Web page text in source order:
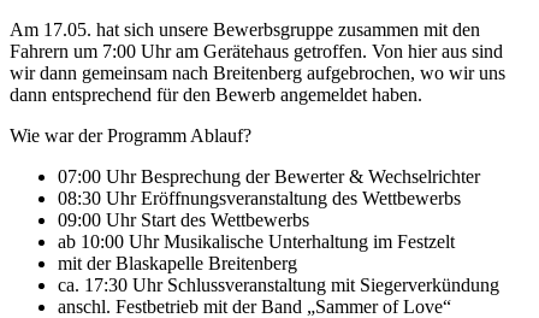
Am 17.05. hat sich unsere Bewerbsgruppe zusammen mit den
Fahrern um 7:00 Uhr am Gerätehaus getroffen. Von hier aus sind
wir dann gemeinsam nach Breitenberg aufgebrochen, wo wir uns
dann entsprechend für den Bewerb angemeldet haben.
Wie war der Programm Ablauf?
07:00 Uhr Besprechung der Bewerter & Wechselrichter
08:30 Uhr Eröffnungsveranstaltung des Wettbewerbs
09:00 Uhr Start des Wettbewerbs
ab 10:00 Uhr Musikalische Unterhaltung im Festzelt
mit der Blaskapelle Breitenberg
ca. 17:30 Uhr Schlussveranstaltung mit Siegerverkündung
anschl. Festbetrieb mit der Band „Sammer of Love“